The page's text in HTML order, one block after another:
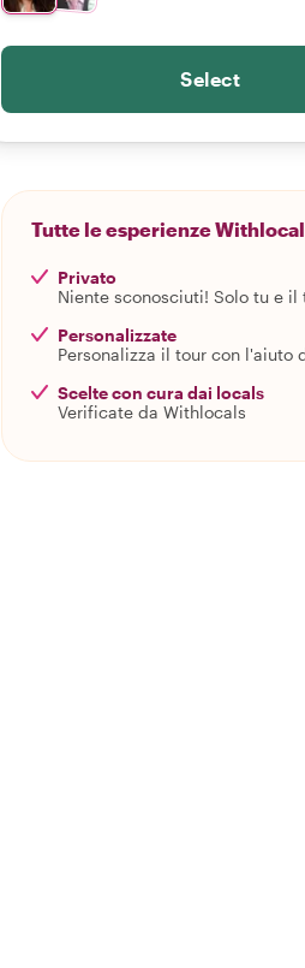
Select
Tutte le esperienze
Privato
Niente sconosciuti! Solo tu e il
Personalizzate
Personalizza il tour con l'aiuto
Scelte con cura dai locals
Verificate da Withlocals